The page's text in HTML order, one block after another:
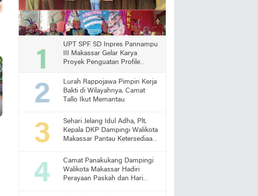
UPT SPF SD Inpres Pannampu
III Makassar Gelar Karya
Proyek Penguatan Profile
Lurah Rappojawa Pimpin Kerja
Bakti di Wilayahnya. Camat
Tallo Ikut Memantau
Sehari Jelang Idul Adha, Plt.
Kepala DKP Dampingi Walikota
Makassar Pantau Ketersediaan
Camat Panakukang Dampingi
Walikota Makassar Hadiri
Perayaan Paskah dan Hari